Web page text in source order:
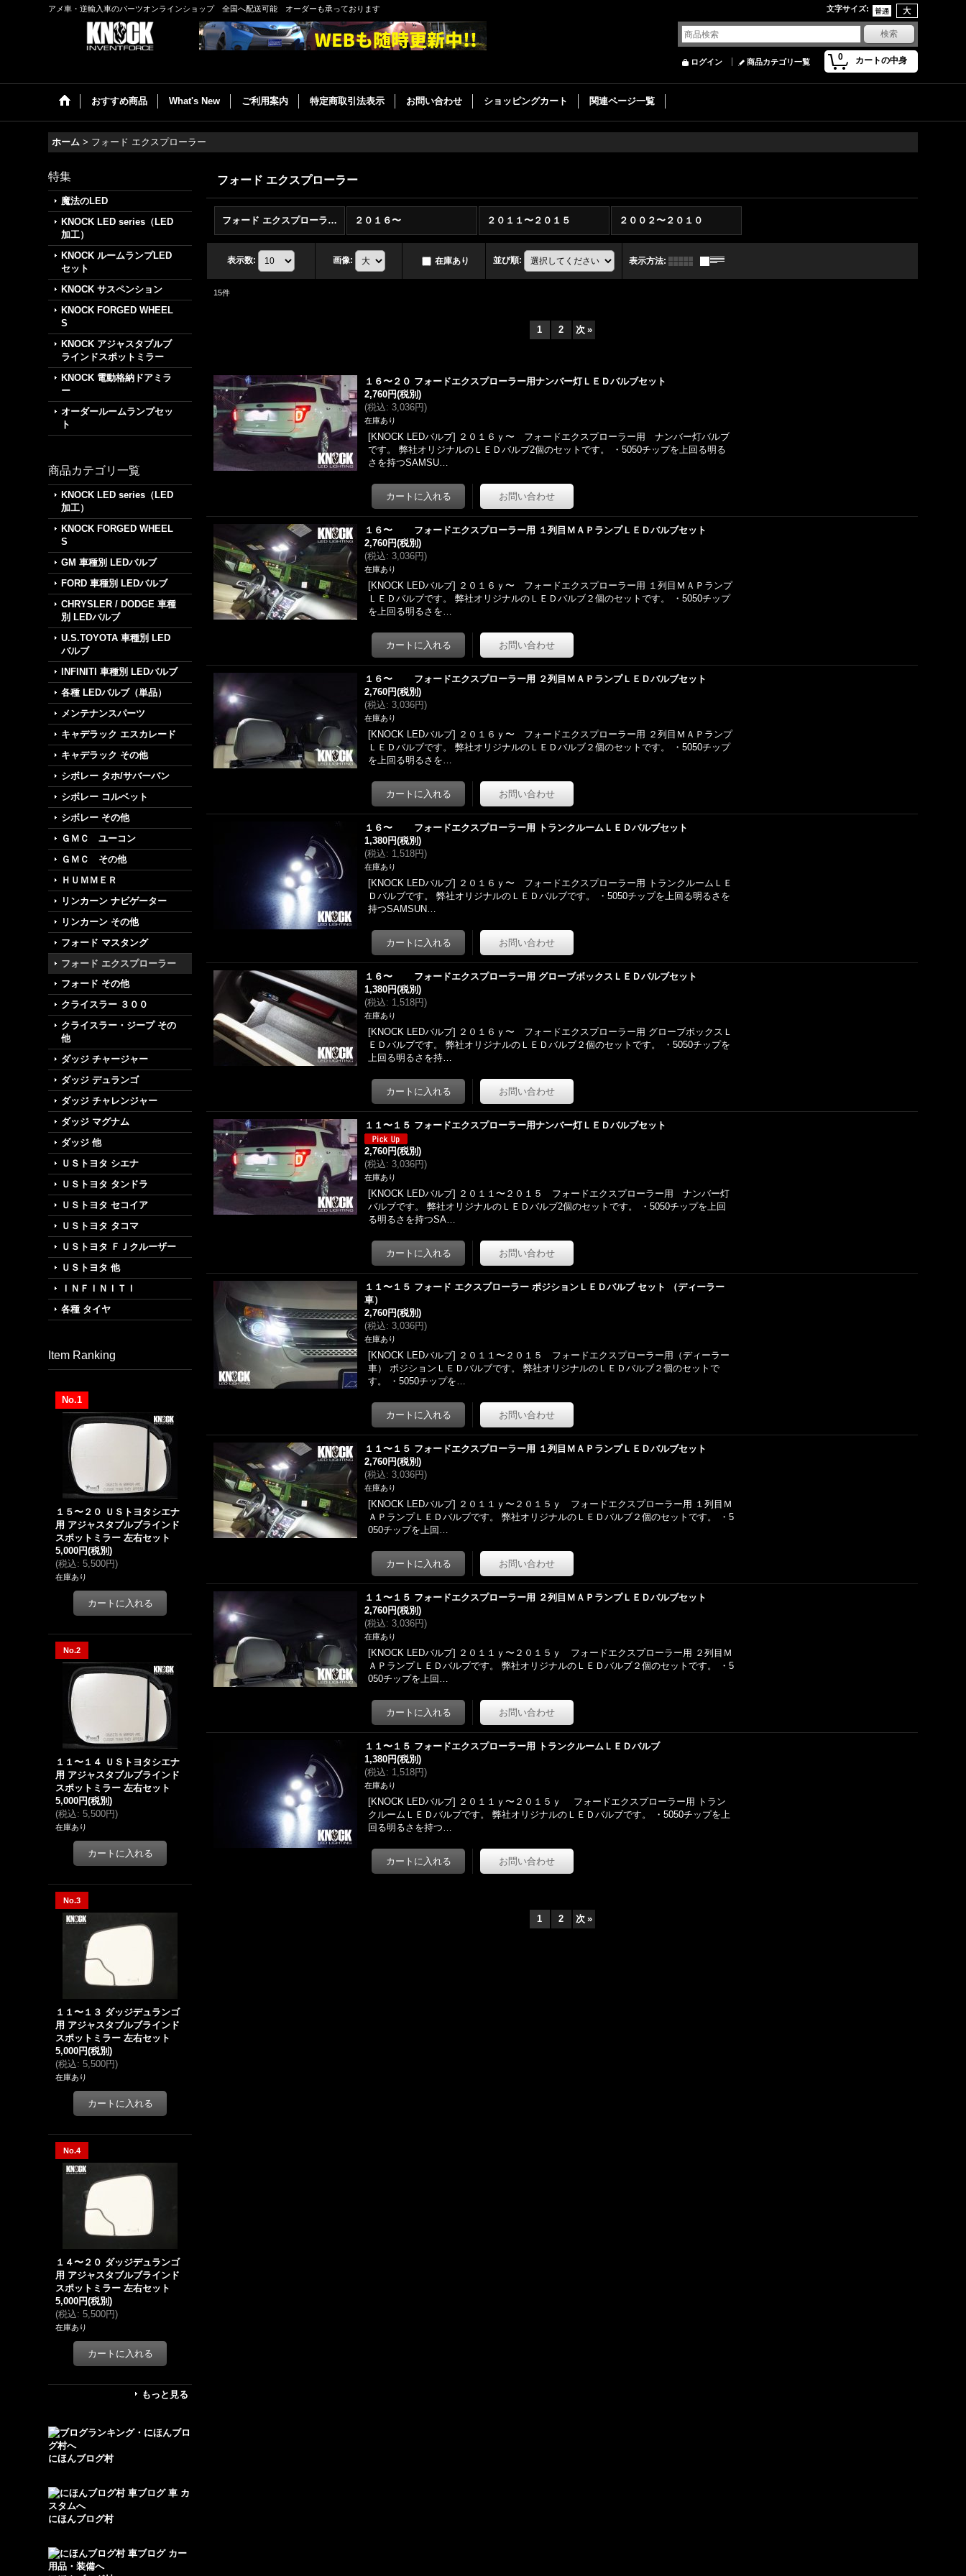
アメ車・逆輸入車のパーツオンラインショップ 全国へ配送可能 オーダーも承っております 文字サイズ:
0 カートの中身
ログイン 商品カテゴリ一覧
おすすめ商品 What's New ご利用案内 特定商取引法表示 お問い合わせ ショッピングカート 関連ページ一覧
ホーム > フォード エクスプローラー
特集
魔法のLED
KNOCK LED series（LED
加工）
KNOCK ルームランプLED
セット
KNOCK サスペンション
KNOCK FORGED WHEEL
S
KNOCK アジャスタブルブ
ラインドスポットミラー
KNOCK 電動格納ドアミラ
ー
オーダールームランプセッ
ト
商品カテゴリ一覧
KNOCK LED series（LED
加工）
KNOCK FORGED WHEEL
S
GM 車種別 LEDバルブ
FORD 車種別 LEDバルブ
CHRYSLER / DODGE 車種
別 LEDバルブ
U.S.TOYOTA 車種別 LED
バルブ
INFINITI 車種別 LEDバルブ
各種 LEDバルブ（単品）
メンテナンスパーツ
キャデラック エスカレード
キャデラック その他
シボレー タホ/サバーバン
シボレー コルベット
シボレー その他
ＧＭＣ ユーコン
ＧＭＣ その他
ＨＵＭＭＥＲ
リンカーン ナビゲーター
リンカーン その他
フォード マスタング
フォード エクスプローラー
フォード その他
クライスラー ３００
クライスラー・ジープ その
他
ダッジ チャージャー
ダッジ デュランゴ
ダッジ チャレンジャー
ダッジ マグナム
ダッジ 他
ＵＳトヨタ シエナ
ＵＳトヨタ タンドラ
ＵＳトヨタ セコイア
ＵＳトヨタ タコマ
ＵＳトヨタ ＦＪクルーザー
ＵＳトヨタ 他
ＩＮＦＩＮＩＴＩ
各種 タイヤ
Item Ranking
No.1
１５〜２０ ＵＳトヨタシエナ
用 アジャスタブルブラインド
スポットミラー 左右セット
5,000円(税別)
(税込: 5,500円)
在庫あり
No.2
１１〜１４ ＵＳトヨタシエナ
用 アジャスタブルブラインド
スポットミラー 左右セット
5,000円(税別)
(税込: 5,500円)
在庫あり
No.3
１１〜１３ ダッジデュランゴ
用 アジャスタブルブラインド
スポットミラー 左右セット
5,000円(税別)
(税込: 5,500円)
在庫あり
No.4
１４〜２０ ダッジデュランゴ
用 アジャスタブルブラインド
スポットミラー 左右セット
5,000円(税別)
(税込: 5,500円)
在庫あり
もっと見る
にほんブログ村
にほんブログ村
フォード エクスプローラー
フォード エクスプローラー (全商品) ２０１６〜 ２０１１〜２０１５ ２００２〜２０１０
表示数: 画像: 在庫あり 並び順: 表示方法:
15件
1 2 次 »
１６〜２０ フォードエクスプローラー用ナンバー灯ＬＥＤバルブセット
2,760円(税別)
(税込: 3,036円)
在庫あり
[KNOCK LEDバルブ] ２０１６ｙ〜 フォードエクスプローラー用 ナンバー灯バルブ
です。 弊社オリジナルのＬＥＤバルブ2個のセットです。 ・5050チップを上回る明る
さを持つSAMSU…
１６〜 フォードエクスプローラー用 １列目ＭＡＰランプＬＥＤバルブセット
2,760円(税別)
(税込: 3,036円)
在庫あり
[KNOCK LEDバルブ] ２０１６ｙ〜 フォードエクスプローラー用 １列目ＭＡＰランプ
ＬＥＤバルブです。 弊社オリジナルのＬＥＤバルブ２個のセットです。 ・5050チップ
を上回る明るさを…
１６〜 フォードエクスプローラー用 ２列目ＭＡＰランプＬＥＤバルブセット
2,760円(税別)
(税込: 3,036円)
在庫あり
[KNOCK LEDバルブ] ２０１６ｙ〜 フォードエクスプローラー用 ２列目ＭＡＰランプ
ＬＥＤバルブです。 弊社オリジナルのＬＥＤバルブ２個のセットです。 ・5050チップ
を上回る明るさを…
１６〜 フォードエクスプローラー用 トランクルームＬＥＤバルブセット
1,380円(税別)
(税込: 1,518円)
在庫あり
[KNOCK LEDバルブ] ２０１６ｙ〜 フォードエクスプローラー用 トランクルームＬＥ
Ｄバルブです。 弊社オリジナルのＬＥＤバルブです。 ・5050チップを上回る明るさを
持つSAMSUN…
１６〜 フォードエクスプローラー用 グローブボックスＬＥＤバルブセット
1,380円(税別)
(税込: 1,518円)
在庫あり
[KNOCK LEDバルブ] ２０１６ｙ〜 フォードエクスプローラー用 グローブボックスＬ
ＥＤバルブです。 弊社オリジナルのＬＥＤバルブ２個のセットです。 ・5050チップを
上回る明るさを持…
１１〜１５ フォードエクスプローラー用ナンバー灯ＬＥＤバルブセット
2,760円(税別)
(税込: 3,036円)
在庫あり
[KNOCK LEDバルブ] ２０１１〜２０１５ フォードエクスプローラー用 ナンバー灯
バルブです。 弊社オリジナルのＬＥＤバルブ2個のセットです。 ・5050チップを上回
る明るさを持つSA…
１１〜１５ フォード エクスプローラー ポジションＬＥＤバルブ セット （ディーラー
車）
2,760円(税別)
(税込: 3,036円)
在庫あり
[KNOCK LEDバルブ] ２０１１〜２０１５ フォードエクスプローラー用（ディーラー
車） ポジションＬＥＤバルブです。 弊社オリジナルのＬＥＤバルブ２個のセットで
す。 ・5050チップを…
１１〜１５ フォードエクスプローラー用 １列目ＭＡＰランプＬＥＤバルブセット
2,760円(税別)
(税込: 3,036円)
在庫あり
[KNOCK LEDバルブ] ２０１１ｙ〜２０１５ｙ フォードエクスプローラー用 １列目Ｍ
ＡＰランプＬＥＤバルブです。 弊社オリジナルのＬＥＤバルブ２個のセットです。 ・5
050チップを上回…
１１〜１５ フォードエクスプローラー用 ２列目ＭＡＰランプＬＥＤバルブセット
2,760円(税別)
(税込: 3,036円)
在庫あり
[KNOCK LEDバルブ] ２０１１ｙ〜２０１５ｙ フォードエクスプローラー用 ２列目Ｍ
ＡＰランプＬＥＤバルブです。 弊社オリジナルのＬＥＤバルブ２個のセットです。 ・5
050チップを上回…
１１〜１５ フォードエクスプローラー用 トランクルームＬＥＤバルブ
1,380円(税別)
(税込: 1,518円)
在庫あり
[KNOCK LEDバルブ] ２０１１ｙ〜２０１５ｙ フォードエクスプローラー用 トラン
クルームＬＥＤバルブです。 弊社オリジナルのＬＥＤバルブです。 ・5050チップを上
回る明るさを持つ…
1 2 次 »